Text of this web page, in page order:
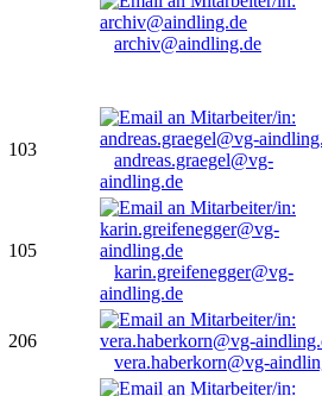
archiv@aindling.de
103
andreas.graegel@vg-
aindling.de
105
karin.greifenegger@vg-
aindling.de
206
vera.haberkorn@vg-